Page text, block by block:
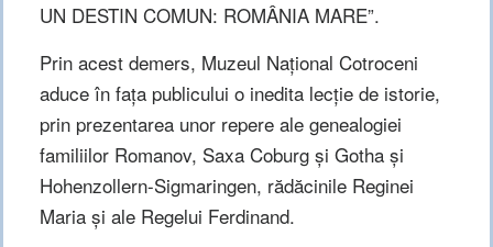
UN DESTIN COMUN: ROMÂNIA MARE”.
Prin acest demers, Muzeul Național Cotroceni
aduce în fața publicului o inedita lecție de istorie,
prin prezentarea unor repere ale genealogiei
familiilor Romanov, Saxa Coburg și Gotha și
Hohenzollern-Sigmaringen, rădăcinile Reginei
Maria și ale Regelui Ferdinand.